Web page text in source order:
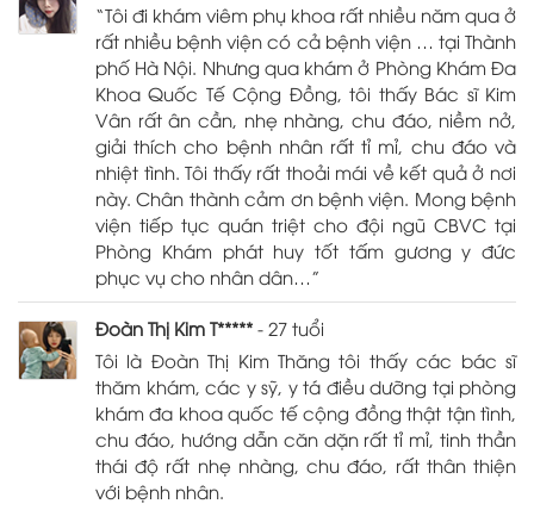
“Tôi đi khám viêm phụ khoa rất nhiều năm qua ở
rất nhiều bệnh viện có cả bệnh viện … tại Thành
phố Hà Nội. Nhưng qua khám ở Phòng Khám Đa
Khoa Quốc Tế Cộng Đồng, tôi thấy Bác sĩ Kim
Vân rất ân cần, nhẹ nhàng, chu đáo, niềm nở,
giải thích cho bệnh nhân rất tỉ mỉ, chu đáo và
nhiệt tình. Tôi thấy rất thoải mái về kết quả ở nơi
này. Chân thành cảm ơn bệnh viện. Mong bệnh
viện tiếp tục quán triệt cho đội ngũ CBVC tại
Phòng Khám phát huy tốt tấm gương y đức
phục vụ cho nhân dân…”
Đoàn Thị Kim T***** - 27 tuổi
Tôi là Đoàn Thị Kim Thăng tôi thấy các bác sĩ
thăm khám, các y sỹ, y tá điều dưỡng tại phòng
khám đa khoa quốc tế cộng đồng thật tận tình,
chu đáo, hướng dẫn căn dặn rất tỉ mỉ, tinh thần
thái độ rất nhẹ nhàng, chu đáo, rất thân thiện
với bệnh nhân.